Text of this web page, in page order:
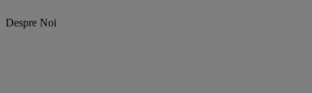
Despre Noi